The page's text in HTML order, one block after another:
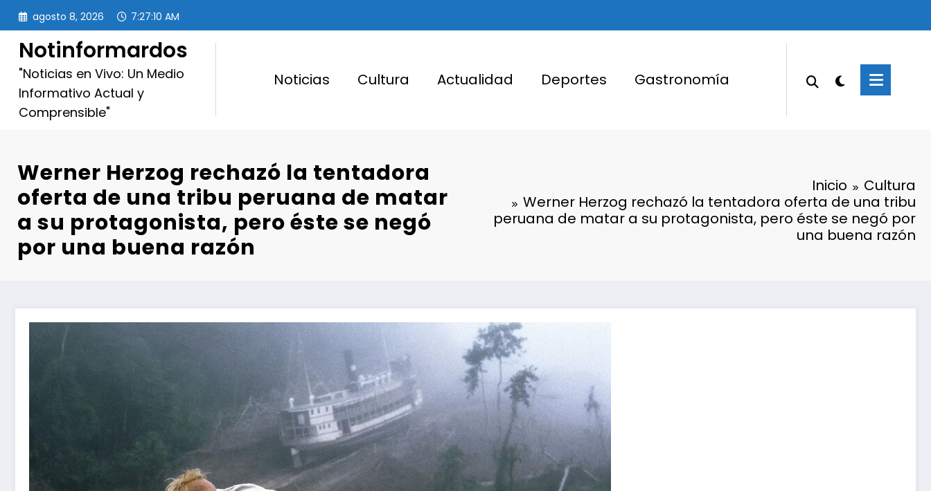
Saltar
contenido
agosto 8, 2026 7:27:11 AM
Notinformardos
"Noticias en Vivo: Un Medio
Informativo Actual y
Comprensible"
Noticias Cultura Actualidad Deportes Gastronomía
Werner Herzog rechazó la tentadora
oferta de una tribu peruana de matar
a su protagonista, pero éste se negó
por una buena razón
Inicio
Cultura
Werner Herzog rechazó la tentadora oferta de una tribu
peruana de matar a su protagonista, pero éste se negó por
una buena razón